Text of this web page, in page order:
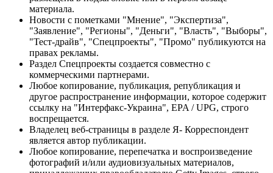
материала.
Новости с пометками "Мнение", "Экспертиза",
"Заявление", "Регионы", "Деньги", "Власть", "Выборы",
"Тест-драйв", "Спецпроекты", "Промо" публикуются на
правах рекламы.
Раздел Спецпроекты создается совместно с
коммерческими партнерами.
Любое копирование, публикация, републикация и
другое распространение информации, которое содержит
ссылку на "Интерфакс-Украина", EPA / UPG, строго
воспрещается.
Владелец веб-страницы в разделе Я- Корреспондент
является автор публикации.
Любое копирование, перепечатка и воспроизведение
фотографий и/или аудиовизуальных материалов,